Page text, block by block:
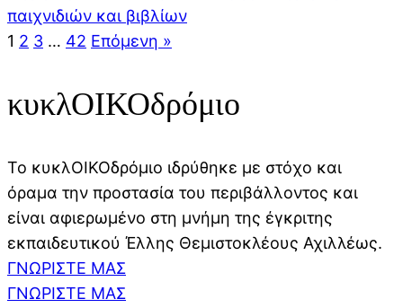
παιχνιδιών και βιβλίων
1 2 3 … 42 Επόμενη »
κυκλΟΙΚΟδρόμιο
Το κυκλΟΙΚΟδρόμιο ιδρύθηκε με στόχο και
όραμα την προστασία του περιβάλλοντος και
είναι αφιερωμένο στη μνήμη της έγκριτης
εκπαιδευτικού Έλλης Θεμιστοκλέους Αχιλλέως.
ΓΝΩΡΙΣΤΕ ΜΑΣ
ΓΝΩΡΙΣΤΕ ΜΑΣ